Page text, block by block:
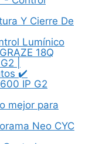
Y Cierre De
Lumínico
18Q
|
✔️
IP G2
mejor para
Neo CYC